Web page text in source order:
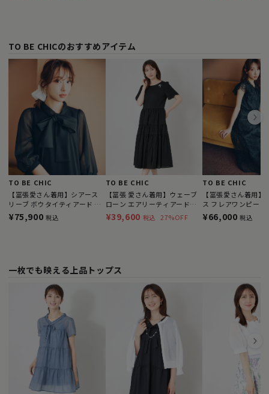
TO BE CHICのおすすめアイテム
TO BE CHIC
【冨張愛さん着用】シアース
リーブ ボウタイティアード ワ
ンピース
¥75,900 税込
TO BE CHIC
【冨張 愛さん着用】ウェーブ
ローン エアリーティアードド
レス
¥39,600 税込 27%OFF
TO BE CHIC
【冨張愛さん着用】
ス フレアワンピース
¥66,000 税込
一枚でも映える上品トップス